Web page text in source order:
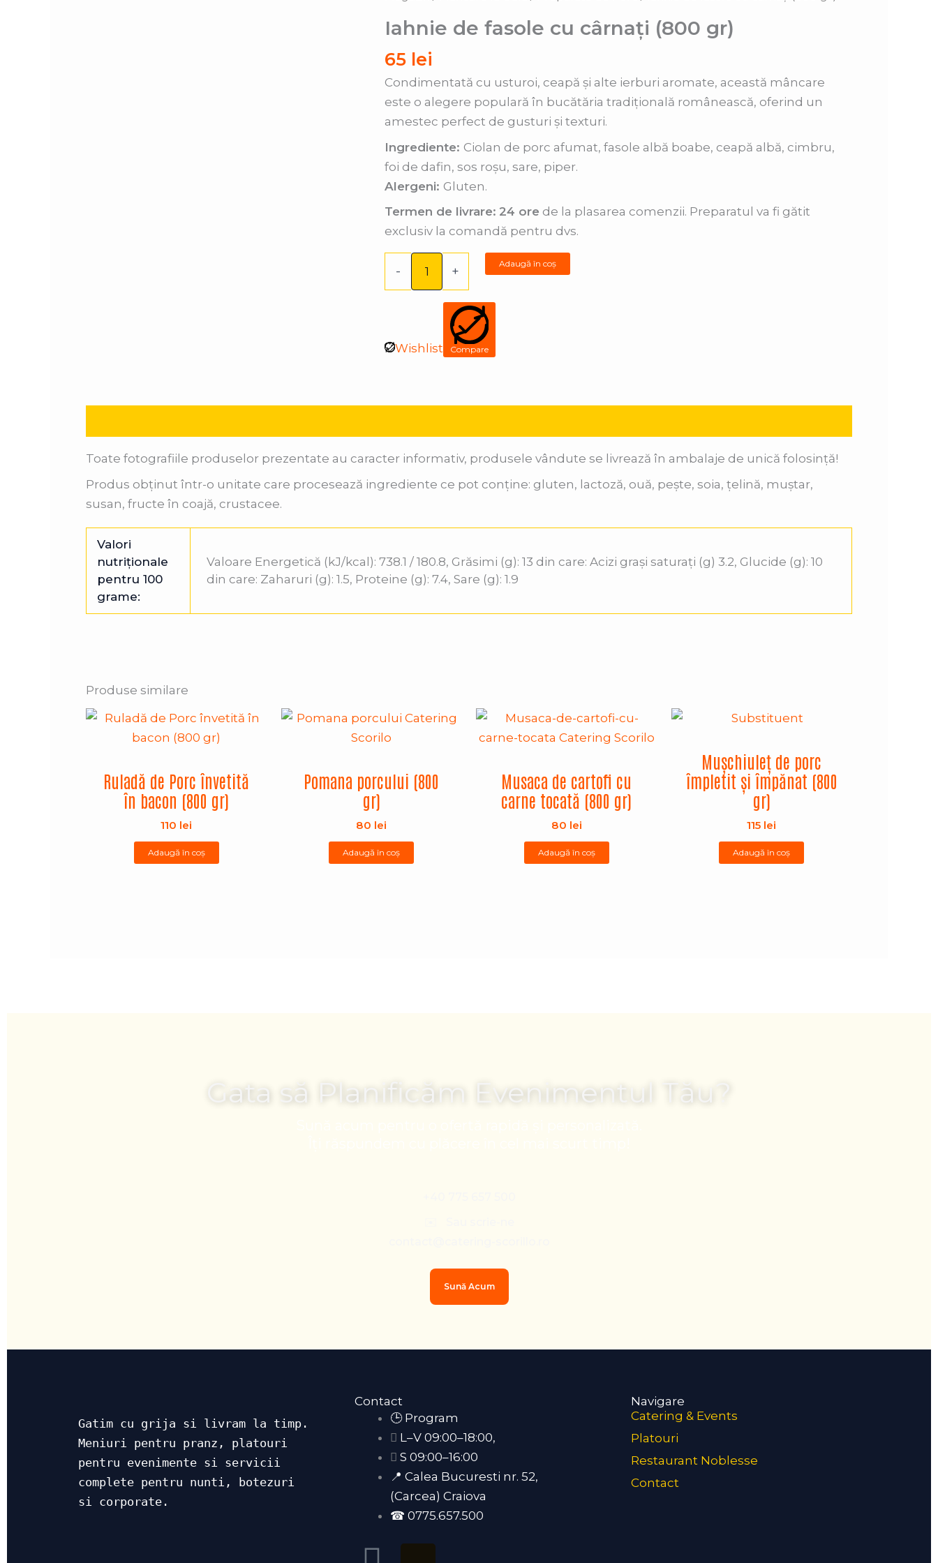
Iahnie de fasole cu cârnați (800 gr)
65 lei
Condimentată cu usturoi, ceapă și alte ierburi aromate, această mâncare
este o alegere populară în bucătăria tradițională românească, oferind un
amestec perfect de gusturi și texturi.
Ingrediente: Ciolan de porc afumat, fasole albă boabe, ceapă albă, cimbru,
foi de dafin, sos roșu, sare, piper.
Alergeni: Gluten.
Termen de livrare: 24 ore de la plasarea comenzii. Preparatul va fi gătit
exclusiv la comandă pentru dvs.
-
fasole
cu
+
Adaugă în coș
Wishlist Compare
Toate fotografiile produselor prezentate au caracter informativ, produsele vândute se livrează în ambalaje de unică folosință!
Produs obținut într-o unitate care procesează ingrediente ce pot conține: gluten, lactoză, ouă, pește, soia, țelină, muștar,
susan, fructe în coajă, crustacee.
Valori
nutriționale
pentru 100
grame:
Valoare Energetică (kJ/kcal): 738.1 / 180.8, Grăsimi (g): 13 din care: Acizi grași saturați (g) 3.2, Glucide (g): 10
din care: Zaharuri (g): 1.5, Proteine (g): 7.4, Sare (g): 1.9
Produse similare
Ruladă de Porc învetită
în bacon (800 gr)
110 lei
Adaugă în coș
Pomana porcului (800
gr)
80 lei
Adaugă în coș
Musaca de cartofi cu
carne tocată (800 gr)
80 lei
Adaugă în coș
Mușchiuleț de porc
împletit și împănat (800
gr)
115 lei
Adaugă în coș
Gata să Planificăm Evenimentul Tău?
Sună Acum
Gatim cu grija si livram la timp.
Meniuri pentru pranz, platouri
pentru evenimente si servicii
complete pentru nunti, botezuri
si corporate.
Contact
🕒 Program
L–V 09:00–18:00,
S 09:00–16:00
📍 Calea Bucuresti nr. 52,
(Carcea) Craiova
☎ 0775.657.500
Navigare
Catering & Events
Platouri
Restaurant Noblesse
Contact